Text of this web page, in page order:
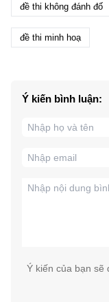
đề thi không đánh đố
đề thi minh hoạ
Ý kiến bình luận:
Ý kiến của bạn sẽ